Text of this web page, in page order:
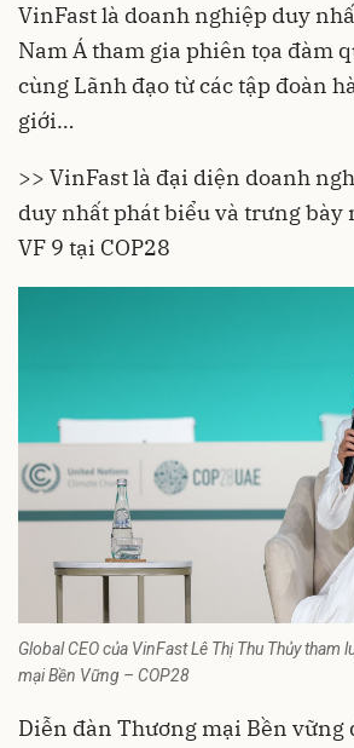
VinFast là doanh nghiệp duy
Nam Á tham gia phiên tọa đàm
cùng Lãnh đạo từ các tập đoàn
giới…
>> VinFast là đại diện doanh
duy nhất phát biểu và trưng bày
VF 9 tại COP28
Global CEO của VinFast Lê Thị Thu Thủy tham
mại Bền Vững – COP28
Diễn đàn Thương mại Bền